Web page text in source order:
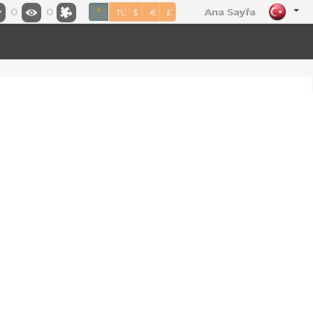
0 0 * TL $ € £ Ana Sayfa